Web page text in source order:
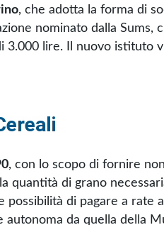
, che adotta la forma di
nominato dalla Sums,
3.000 lire. Il nuovo istituto
, con lo scopo di fornire
quantità di grano
possibilità di pagare a rate
autonoma da quella della